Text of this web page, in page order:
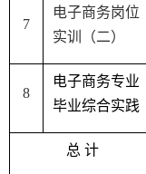
7
电子商务岗位
实训（二）
8
电子商务专业
毕业综合实践
总 计